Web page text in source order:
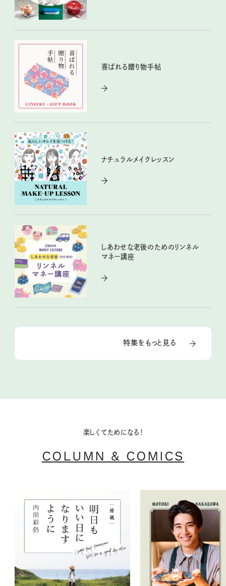
喜ばれる贈り物手帖
ナチュラルメイクレッスン
しあわせな老後のためのリンネル
マネー講座
特集をもっと見る
楽しくてためになる！
COLUMN & COMICS